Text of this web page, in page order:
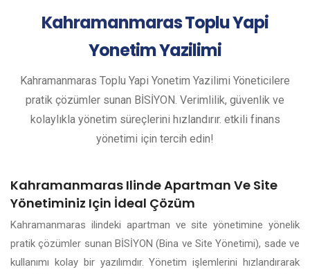
KahramanmarasToplu Yapi
Yonetim Yazilimi
Kahramanmaras Toplu Yapi Yonetim Yazilimi Yöneticilere
pratik çözümler sunan BİSİYON. Verimlilik, güvenlik ve
kolaylıkla yönetim süreçlerini hızlandırır. etkili finans
yönetimi için tercih edin!
Kahramanmaras Ilinde Apartman Ve Site
Yönetiminiz Için İdeal Çözüm
Kahramanmaras ilindeki apartman ve site yönetimine yönelik
pratik çözümler sunan BİSİYON (Bina ve Site Yönetimi), sade ve
kullanımı kolay bir yazılımdır. Yönetim işlemlerini hızlandırarak